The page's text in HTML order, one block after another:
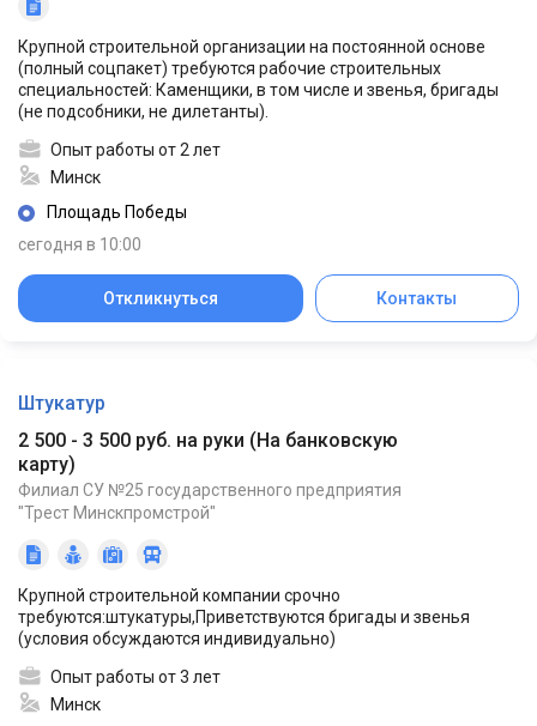
Крупной строительной организации на постоянной основе
(полный соцпакет) требуются рабочие строительных
специальностей: Каменщики, в том числе и звенья, бригады
(не подсобники, не дилетанты).
Опыт работы от 2 лет
Минск
Площадь Победы
сегодня в 10:00
Откликнуться Контакты
Штукатур
2 500 - 3 500 руб. на руки ( На банковскую
карту)
Филиал СУ №25 государственного предприятия
"Трест Минскпромстрой"
Крупной строительной компании срочно
требуются:штукатуры,Приветствуются бригады и звенья
(условия обсуждаются индивидуально)
Опыт работы от 3 лет
Минск